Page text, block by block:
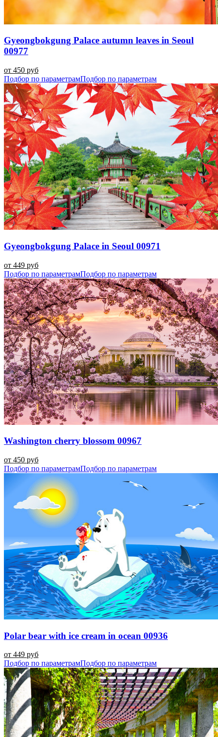
Gyeongbokgung Palace autumn leaves in Seoul
00977
от 450 руб
Подбор по параметрамПодбор по параметрам
Gyeongbokgung Palace in Seoul 00971
от 449 руб
Подбор по параметрамПодбор по параметрам
Washington cherry blossom 00967
от 450 руб
Подбор по параметрамПодбор по параметрам
Polar bear with ice cream in ocean 00936
от 449 руб
Подбор по параметрамПодбор по параметрам